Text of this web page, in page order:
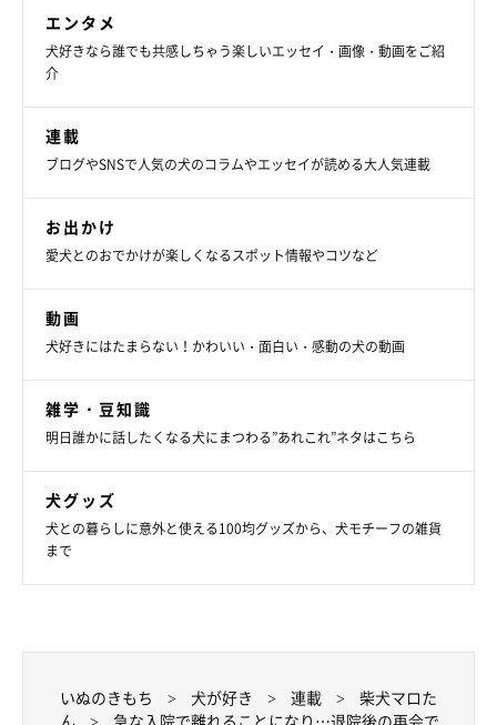
がしかし、「なんかマロたん重くなった」とも感じました。わた
しの入院中、かわいそうに思った家族（主に母）からたくさんお
やつをもらっていたようです。さすが食いしんぼう、どんな時で
も食欲だけは落ちない。
エンタメ
犬好きなら誰でも共感しちゃう楽しいエッセイ・画像・動画をご紹
介
連載
ブログやSNSで人気の犬のコラムやエッセイが読める大人気連載
お出かけ
愛犬とのおでかけが楽しくなるスポット情報やコツなど
動画
犬好きにはたまらない！かわいい・面白い・感動の犬の動画
雑学・豆知識
明日誰かに話したくなる犬にまつわる”あれこれ”ネタはこちら
犬グッズ
犬との暮らしに意外と使える100均グッズから、犬モチーフの雑貨
まで
いぬのきもち 犬が好き 連載
柴犬マロた